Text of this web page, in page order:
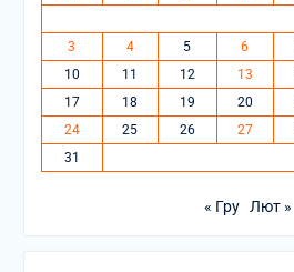
3
4 5 6
10
11 12 13
17
18 19 20
24
25 26 27
31
« Гру Лют »